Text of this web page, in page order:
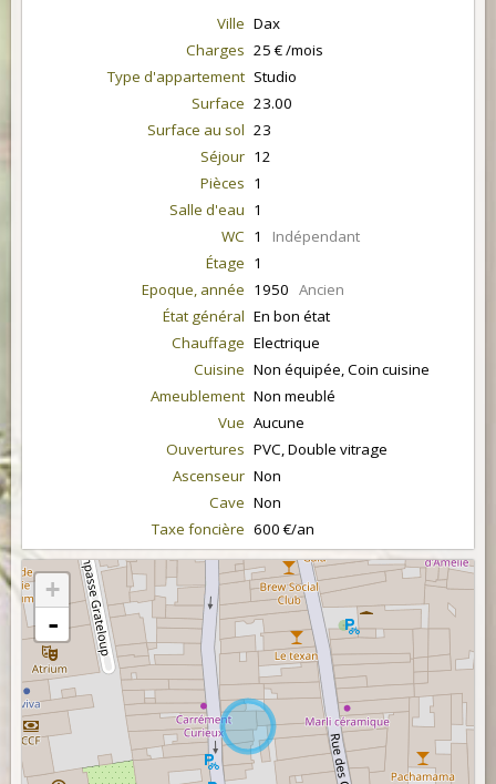
Ville Dax
Charges 25 € /mois
Type d'appartement Studio
Surface 23.00
Surface au sol 23
Séjour 12
Pièces 1
Salle d'eau 1
WC 1 Indépendant
Étage 1
Epoque, année 1950 Ancien
État général En bon état
Chauffage Electrique
Cuisine Non équipée, Coin cuisine
Ameublement Non meublé
Vue Aucune
Ouvertures PVC, Double vitrage
Ascenseur Non
Cave Non
Taxe foncière 600 €/an
+
-